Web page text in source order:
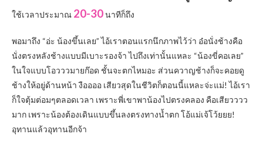
ใช้เวลาประมาณ 20-30นาทีก็ถึง
พอมาถึง “อ่ะ น้องขึ้นเลย” ไอ้เราตอนแรกนึกภาพไว้ว่า อ๋อนั่งช้างคือ
นั่งตรงหลังช้างแบบมีเบาะรองจ้า ไปถึงเท่านั้นแหละ “น้องขี่คอเลย”
ในใจแบบโอวววมายก๊อด ชั้นจะตกไหมอะ ส่วนควาญช้างก็จะคอยดู
ช้างให้อยู่ด้านหน้า งืออออ เสียวสุดในชีวิตก็ตอนนี้แหละจ่ะแม่! ไอ้เรา
ก็ใจตุ้มต่อมๆตลอดเวลา เพราะพี่เขาพาน้องไปตรงคลอง คือเสียวววว
มาก เพราะน้องต้องเดินแบบขึ้นลงตรงทางน้ำตก โอ้แม่เจ้โว้ยยย!
อุทานแล้วอุทานอีกจ้า